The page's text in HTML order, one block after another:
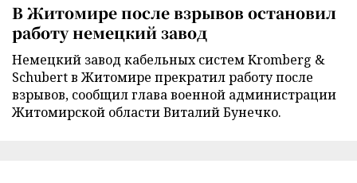
В Житомире после взрывов остановил
работу немецкий завод
Немецкий завод кабельных систем Kromberg &
Schubert в Житомире прекратил работу после
взрывов, сообщил глава военной администрации
Житомирской области Виталий Бунечко.